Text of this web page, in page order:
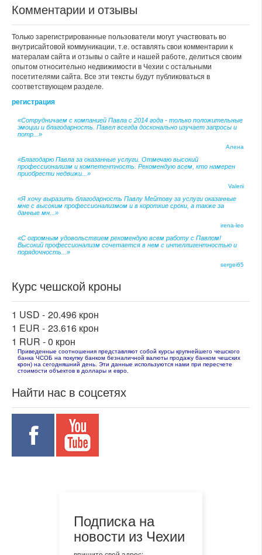
Комментарии и отзывы
Только зарегистрированные пользователи могут участвовать во
внутрисайтовой коммуникации, т.е. оставлять свои комментарии к
матералам сайта и отзывы о сайте и нашей работе, делиться своим
опытом относительно недвижимости в Чехии с остальными
посетителями сайта. Все эти тексты будут публиковаться в
соответствующем разделе.
регистрация
«Сотрудничаем с компанией Павла с 2014 года - только положительные
эмоции и благодарность. Павел всегда досконально изучает запросы и
потр...»
Алена
«Благодарю Павла за оказанные услуги. Отмечаю высокий
профессионализм и компетентность. Рекомендую всем, кто намерен
приобрести недвижи...»
Valerii
«Я хочу выразить благодарность Павлу Мейтову за услуги оказанные
мне с высоким профессионализмом и в короткие сроки, а также за
данные мн...»
irena-leo
«С огромным удовольствием рекомендую всем работу с Павлом!
Высокий профессионализм сочетается в нем с интеллигентностью и
порядочность...»
sergei65
Курс чешской кроны
1 USD - 20.496 крон
1 EUR - 23.616 крон
1 RUR -0 крон
Приведенные соотношения представляют собой курсы крупнейшего чешского
банка ЧСОБ на покупку банком безналичной валюты продажу банком чешских
крон) на сегодняшний день. Эти данные используются нами при пересчете
стоимости объектов в доллары и евро.
Найти нас в соцсетях
Подписка на
новости из Чехии